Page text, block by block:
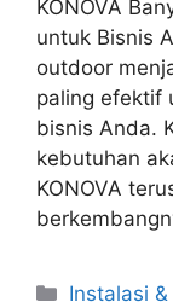
KONOVA
untuk Bisnis
outdoor
paling efektif
bisnis Anda.
kebutuhan
KONOVA
Categories
Instalasi